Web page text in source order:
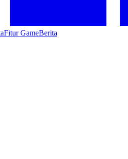
Fitur GameBerita